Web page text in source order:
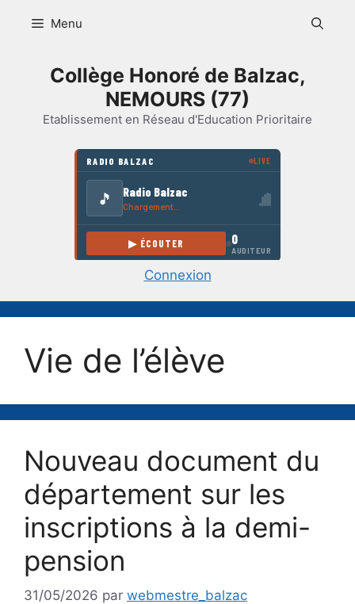
Menu
Collège Honoré de Balzac,
NEMOURS (77)
Etablissement en Réseau d'Education Prioritaire
Connexion
Vie de l’élève
Nouveau document du
département sur les
inscriptions à la demi-
pension
31/05/2026 par webmestre_balzac